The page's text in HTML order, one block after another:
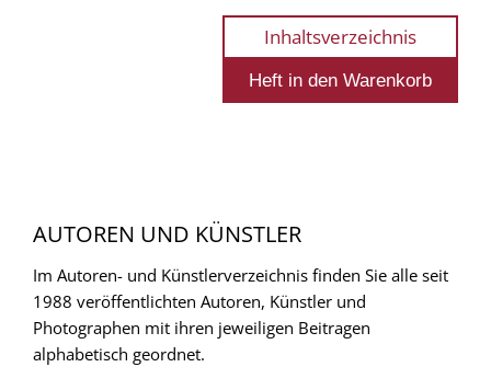
Inhaltsverzeichnis
AUTOREN UND KÜNSTLER
Im Autoren- und Künstlerverzeichnis finden Sie alle seit
1988 veröffentlichten Autoren, Künstler und
Photographen mit ihren jeweiligen Beitragen
alphabetisch geordnet.